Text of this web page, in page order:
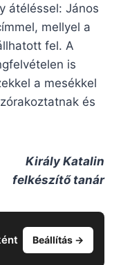
átéléssel: János
mellyel a
fel. A
is
a mesékkel
és
Király Katalin
felkészítő tanár
Beállítás →